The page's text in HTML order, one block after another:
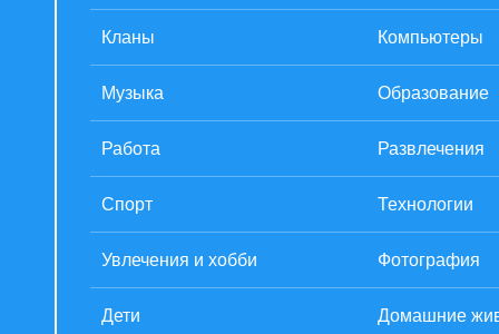
Кланы Компьютеры
Музыка Образование
Работа Развлечения
Спорт Технологии
Увлечения и хобби Фотография
Дети Домашние